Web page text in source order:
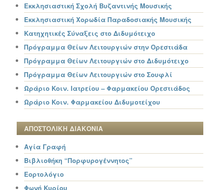
Εκκλησιαστική Σχολή Βυζαντινής Μουσικής
Εκκλησιαστική Χορωδία Παραδοσιακής Μουσικής
Κατηχητικές Σύναξεις στο Διδυμότειχο
Πρόγραμμα Θείων Λειτουργιών στην Ορεστιάδα
Πρόγραμμα Θείων Λειτουργιών στο Διδυμότειχο
Πρόγραμμα Θείων Λειτουργιών στο Σουφλί
Ωράριο Κοιν. Ιατρείου – Φαρμακείου Ορεστιάδος
Ωράριο Κοιν. Φαρμακείου Διδυμοτείχου
ΑΠΟΣΤΟΛΙΚΗ ΔΙΑΚΟΝΙΑ
Αγία Γραφή
Βιβλιοθήκη “Πορφυρογέννητος”
Εορτολόγιο
Φωνή Κυρίου